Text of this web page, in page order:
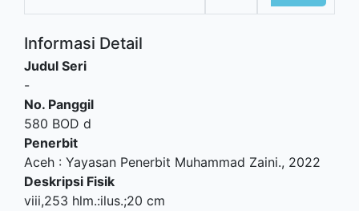
Informasi Detail
Judul Seri
-
No. Panggil
580 BOD d
Penerbit
Aceh : Yayasan Penerbit Muhammad Zaini., 2022
Deskripsi Fisik
viii,253 hlm.:ilus.;20 cm